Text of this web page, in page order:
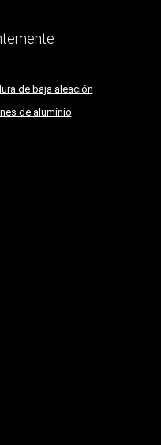
de baja aleación
de aluminio